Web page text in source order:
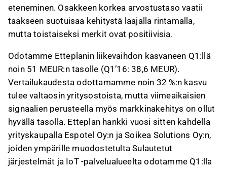
eteneminen. Osakkeen korkea arvostustaso vaatii
taakseen suotuisaa kehitystä laajalla rintamalla,
mutta toistaiseksi merkit ovat positiivisia.
Odotamme Etteplanin liikevaihdon kasvaneen Q1:llä
noin 51 MEUR:n tasolle (Q1’16: 38,6 MEUR).
Vertailukaudesta odottamamme noin 32 %:n kasvu
tulee valtaosin yritysostoista, mutta viimeaikaisien
signaalien perusteella myös markkinakehitys on ollut
hyvällä tasolla. Etteplan hankki vuosi sitten kahdella
yrityskaupalla Espotel Oy:n ja Soikea Solutions Oy:n,
joiden ympärille muodostetulta Sulautetut
järjestelmät ja IoT -palvelualueelta odotamme Q1:lla